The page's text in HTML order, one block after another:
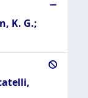
K. G.;